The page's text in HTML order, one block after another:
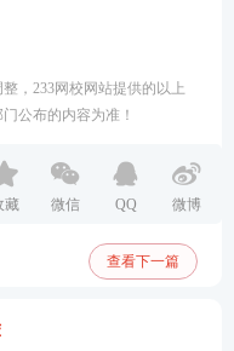
，233网校网站提供的以上
公布的内容为准！
藏 微信 QQ 微博
查看下一篇